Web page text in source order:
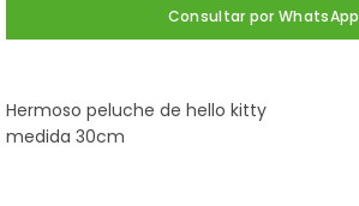
Consultar por WhatsApp
Hermoso peluche de hello kitty
medida 30cm